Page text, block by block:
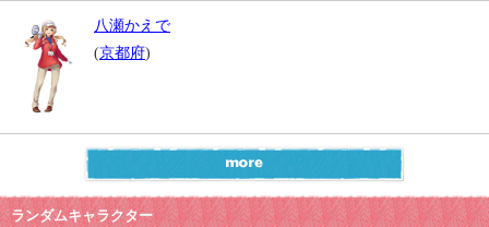
八瀬かえで
(京都府)
ランダムキャラクター